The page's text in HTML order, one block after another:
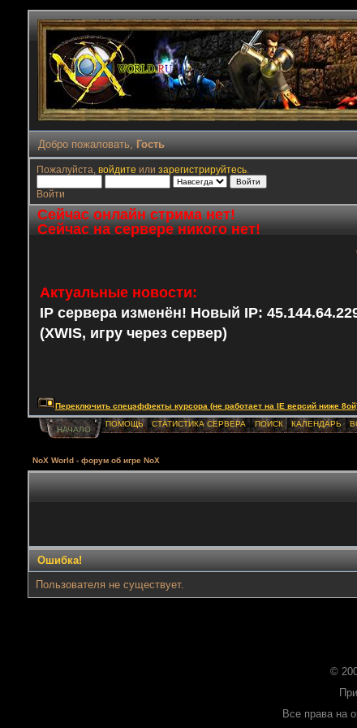
Добро пожаловать, Гость
Пожалуйста, войдите или зарегистрируйтесь.
Войти
Сейчас онлайн стрима нет!
Сейчас на сервере никого нет!
Актуальные новости:
IP сервера изменён! Новый IP:
(XWIS, игру через сервер)
Переключить спецэффекты курсора (не работает на IE версий ниже
НАЧАЛО
ПОМОЩЬ СТАТИСТИКА СЕРВЕРА ПОИСК КАЛЕНДАРЬ
NoX World - форум об игре NoX
Ошибка!
Пользователя не существует.
©
Все права на